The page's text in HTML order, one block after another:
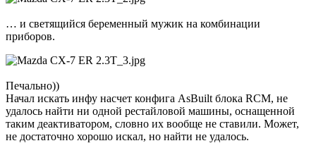
… и светящийся беременный мужик на комбинации
приборов.
Печально))
Начал искать инфу насчет конфига AsBuilt блока RCM, не
удалось найти ни одной рестайловой машины, оснащенной
таким деактиватором, словно их вообще не ставили. Может,
не достаточно хорошо искал, но найти не удалось.